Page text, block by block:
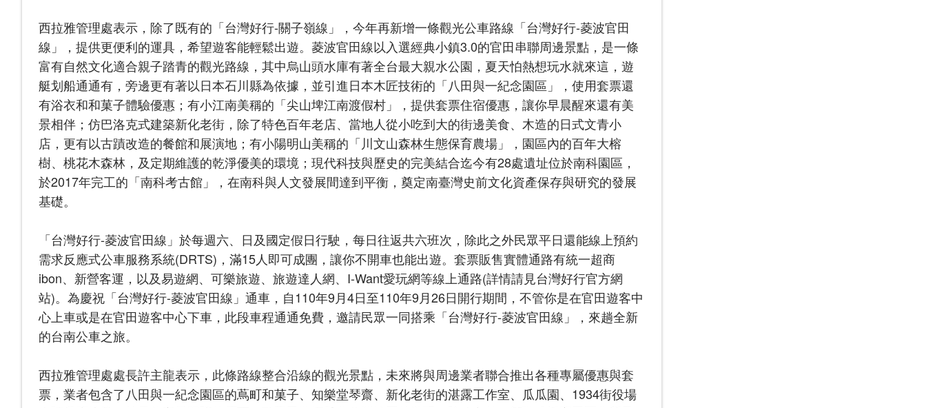
西拉雅管理處表示，除了既有的「台灣好行-關子嶺線」，今年再新增一條觀光公車路線「台灣好行-菱波官田
線」，提供更便利的運具，希望遊客能輕鬆出遊。菱波官田線以入選經典小鎮3.0的官田串聯周邊景點，是一條
富有自然文化適合親子踏青的觀光路線，其中烏山頭水庫有著全台最大親水公園，夏天怕熱想玩水就來這，遊
艇划船通通有，旁邊更有著以日本石川縣為依據，並引進日本木匠技術的「八田與一紀念園區」，使用套票還
有浴衣和和菓子體驗優惠；有小江南美稱的「尖山埤江南渡假村」，提供套票住宿優惠，讓你早晨醒來還有美
景相伴；仿巴洛克式建築新化老街，除了特色百年老店、當地人從小吃到大的街邊美食、木造的日式文青小
店，更有以古蹟改造的餐館和展演地；有小陽明山美稱的「川文山森林生態保育農場」，園區內的百年大榕
樹、桃花木森林，及定期維護的乾淨優美的環境；現代科技與歷史的完美結合迄今有28處遺址位於南科園區，
於2017年完工的「南科考古館」，在南科與人文發展間達到平衡，奠定南臺灣史前文化資產保存與研究的發展
基礎。
「台灣好行-菱波官田線」於每週六、日及國定假日行駛，每日往返共六班次，除此之外民眾平日還能線上預約
需求反應式公車服務系統(DRTS)，滿15人即可成團，讓你不開車也能出遊。套票販售實體通路有統一超商
ibon、新營客運，以及易遊網、可樂旅遊、旅遊達人網、I-Want愛玩網等線上通路(詳情請見台灣好行官方網
站)。為慶祝「台灣好行-菱波官田線」通車，自110年9月4日至110年9月26日開行期間，不管你是在官田遊客中
心上車或是在官田遊客中心下車，此段車程通通免費，邀請民眾一同搭乘「台灣好行-菱波官田線」，來趟全新
的台南公車之旅。
西拉雅管理處處長許主龍表示，此條路線整合沿線的觀光景點，未來將與周邊業者聯合推出各種專屬優惠與套
票，業者包含了八田與一紀念園區的蔦町和菓子、知樂堂琴齋、新化老街的湛露工作室、瓜瓜園、1934街役場